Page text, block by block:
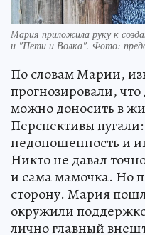
Мария приложила руку к
и "Пети и Волка". Фото:
По словам Марии,
прогнозировали,
можно доносить в
Перспективы пугали:
недоношенность и
Никто не давал
и сама мамочка. Но
сторону. Мария
окружили
лично главный